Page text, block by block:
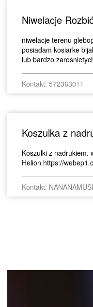
Niwelacje
niwelacje terenu
posiadam kosiarke
lub bardzo
Kontakt: 572363011
Koszulka z
Koszulki z nadrukiem.
Helion https://
Kontakt: